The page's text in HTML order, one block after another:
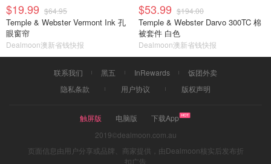
$19.99 $64.95
Temple & Webster Vermont Ink 孔
眼窗帘
Dealmoon澳新省钱快报
$53.99 $194.00
Temple & Webster Darvo 300TC 棉
被套件 白色
Dealmoon澳新省钱快报
联系我们 黑五 InRewards
饭团外卖
隐私条款
用户协议 版权声明
触屏版 电脑版
下载App
2019©dealmoon.com.au
页面信息由用户分享或品牌、商家提供，由Dealmoon核实后发布折
扣广告